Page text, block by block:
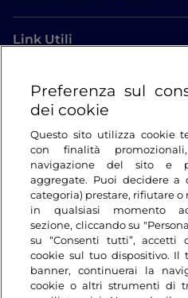
Link Utili
Login
Restiamo in contatto
Preferenza sul
dei cookie
Questo sito utilizza cookie
con finalità
navigazione del sito e
aggregate. Puoi decidere a
categoria) prestare, rifiutare o
in qualsiasi momento
sezione, cliccando su
su “Consenti tutti”,
cookie sul tuo dispositivo. Il
banner, continuerai la
cookie o altri strumenti di